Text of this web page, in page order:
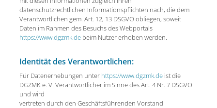
datenschutzrechtlichen Informationspflichten nach, die dem
Verantwortlichen gem. Art. 12, 13 DSGVO obliegen, soweit
Daten im Rahmen des Besuchs des Webportals
https://www.dgzmk.debeim Nutzer erhoben werden.
Identität des Verantwortlichen:
Für Datenerhebungen unter https://www.dgzmk.deist die
DGZMK e. V. Verantwortlicher im Sinne des Art. 4 Nr. 7 DSGVO
und wird
vertreten durch den Geschäftsführenden Vorstand